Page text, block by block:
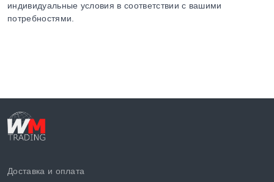
индивидуальные условия в соответствии с вашими
потребностями.
Доставка и оплата